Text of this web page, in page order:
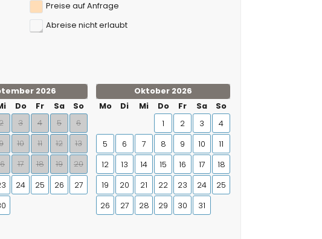
Preise auf Anfrage
Abreise nicht erlaubt
2026
Do Fr Sa
So
3 4 5
6
10 11 12
13
17 18 19 20
24 25 26
27
Oktober 2026
Mo
Di Mi Do Fr Sa
So
1
2 3
4
5
6 7 8 9 10
11
12
13 14 15 16 17
18
19
20 21 22 23 24
25
26
27 28 29 30 31